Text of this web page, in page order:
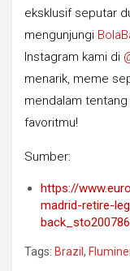
eksklusif seputar
mengunjungi
Instagram kami di
menarik, meme
mendalam
favoritmu!
Sumber:
https://
madrid-retire-
Tags: Brazil ,